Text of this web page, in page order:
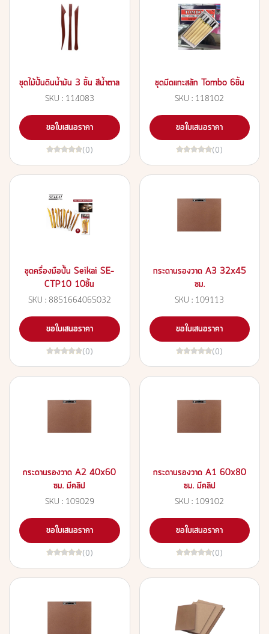
ชุดไม้ปั้นดินน้ำมัน 3 ชิ้น สีน้ำตาล
SKU : 114083
ขอใบเสนอราคา
(0)
ชุดมีดแกะสลัก Tombo 6ชิ้น
SKU : 118102
ขอใบเสนอราคา
(0)
ชุดครื่องมือปั้น Seikai SE-
CTP10 10ชิ้น
SKU : 8851664065032
ขอใบเสนอราคา
(0)
กระดานรองวาด A3 32x45
ซม.
SKU : 109113
ขอใบเสนอราคา
(0)
กระดานรองวาด A2 40x60
ซม. มีคลิป
SKU : 109029
ขอใบเสนอราคา
(0)
กระดานรองวาด A1 60x80
ซม. มีคลิป
SKU : 109102
ขอใบเสนอราคา
(0)